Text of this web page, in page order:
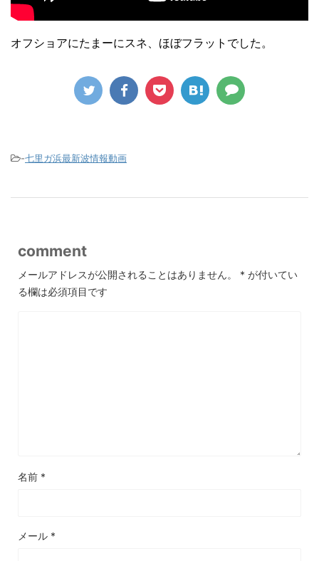
オフショアにたまーにスネ、ほぼフラットでした。
-七里ガ浜最新波情報動画
comment
メールアドレスが公開されることはありません。 * が付いてい
る欄は必須項目です
名前 *
メール *